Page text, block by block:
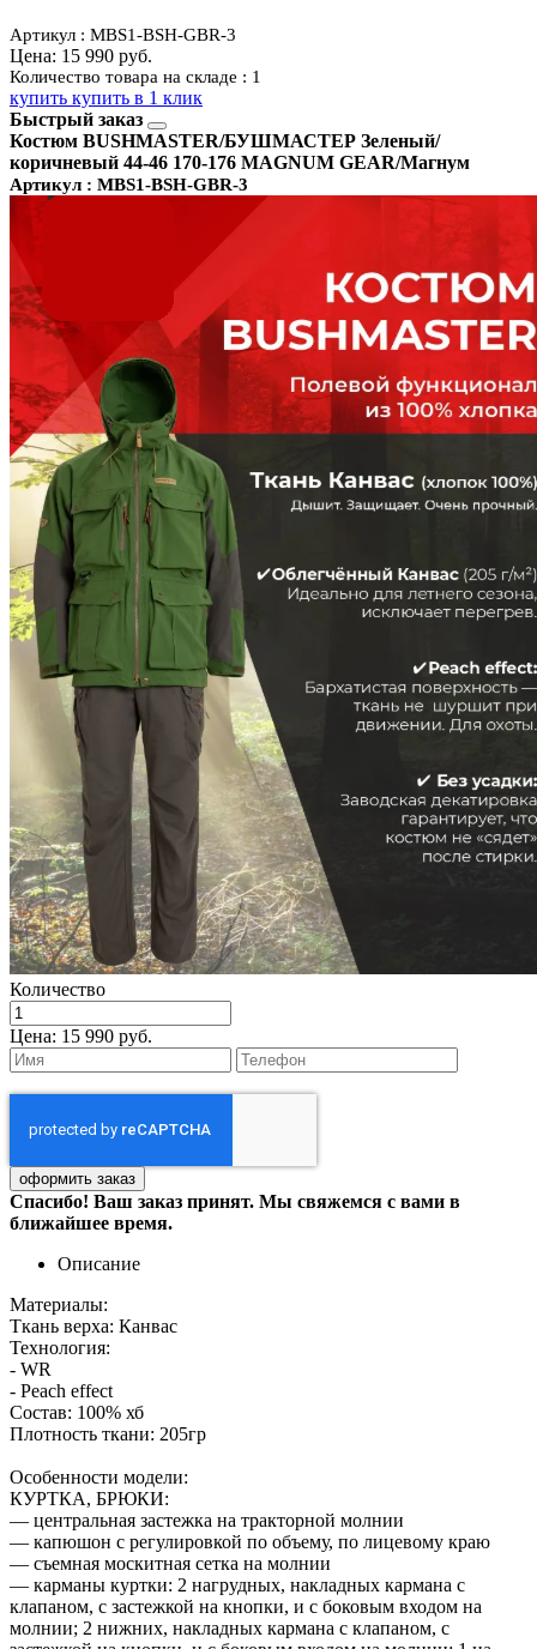
Артикул : MBS1-BSH-GBR-3
Цена: 15 990 руб.
Количество товара на складе : 1
купить купить в 1 клик
Быстрый заказ
Костюм BUSHMASTER/БУШМАСТЕР Зеленый/
коричневый 44-46 170-176 MAGNUM GEAR/Магнум
Артикул : MBS1-BSH-GBR-3
Количество
Цена: 15 990 руб.
Спасибо! Ваш заказ принят. Мы свяжемся с вами в
ближайшее время.
Описание
Материалы:
Ткань верха: Канвас
Технология:
- WR
- Peach effect
Состав: 100% хб
Плотность ткани: 205гр
Особенности модели:
КУРТКА, БРЮКИ:
— центральная застежка на тракторной молнии
— капюшон с регулировкой по объему, по лицевому краю
— съемная москитная сетка на молнии
— карманы куртки: 2 нагрудных, накладных кармана с
клапаном, с застежкой на кнопки, и с боковым входом на
молнии; 2 нижних, накладных кармана с клапаном, с